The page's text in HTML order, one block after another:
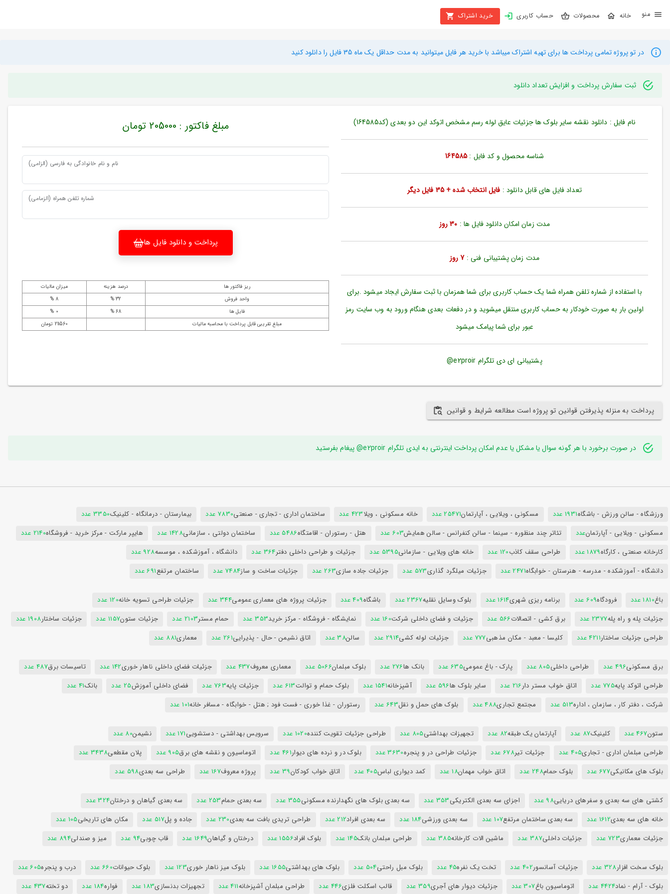
محصولات حساب کاربری خرید اشتراک
بستن
محصولات
اشتراک
کاربری
ثبت
بازیابی
رمز
علاقه
در تو پروژه تمامی پرداخت ها برای تهیه اشتراک میباشد با خرید هر فایل میتوانید به مدت حداقل یک ماه 35 فایل را دانلود کنید
ثبت سفارش پرداخت و افزایش تعداد دانلود
نام فایل : دانلود نقشه سایر بلوک ها جزئیات عایق لوله رسم مشخص اتوکد این دو بعدی (کد164585)
شناسه محصول و کد فایل :164585
تعداد فایل های قابل دانلود : فایل انتخاب شده + 35 فایل دیگر
مدت زمان امکان دانلود فایل ها : 30 روز
مدت زمان پشتیبانی فنی :7 روز
با استفاده از شماره تلفن همراه شما یک حساب کاربری برای شما همزمان با ثبت سفارش ایجاد میشود .برای
اولین بار به صورت خودکار به حساب کاربری منتقل میشوید و در دفعات بعدی هنگام ورود به وب سایت رمز
عبور برای شما پیامک میشود
پشتیبانی ای دی تلگرام e2proir@
مبلغ فاکتور : 205000 تومان
نام و نام خانوادگی به فارسی (الزامی)
شماره تلفن همراه (الزمامی)
پرداخت و دانلود فایل ها
ریز فاکتور ها درصد هزینه
میزان مالیات
واحد فروش
32 %
8 %
فایل ها
68 %
0 %
مبلغ تقریبی قابل پرداخت با محاسبه مالیات
211560 تومان
پرداخت به منزله پذیرفتن قوانین تو پروژه است مطالعه شرایط و قوانین
در صورت برخورد با هر گونه سوال یا مشکل یا عدم امکان پرداخت اینترنتی به ایدی تلگرام e2proir@ پیغام بفرستید
ورزشگاه - سالن ورزش - باشگاه1931 عدد مسکونی ، ویلایی ، آپارتمان25471 عدد خانه مسکونی ، ویلا423 عدد ساختمان اداری - تجاری - صنعتی7830 عدد بیمارستان - درمانگاه - کلینیک3350 عدد
مسکونی - ویلایی - آپارتمانعدد تئاتر چند منظوره - سینما - سالن کنفرانس - سالن همایش603 عدد هتل - رستوران - اقامتگاه5486 عدد ساختمان دولتی ، سازمانی1428 عدد هایپر مارکت - مرکز خرید - فروشگاه2140 عدد
کارخانه صنعتی ، کارگاه1879 عدد طراحی سقف کاذب120 عدد خانه های ویلایی - سازمانی5395 عدد جزئیات و طراحی داخلی دفتر364 عدد دانشگاه ، آموزشکده ، موسسه928 عدد
دانشگاه - آموزشکده - مدرسه - هنرستان - خوابگاه2471 عدد جزئیات میلگرد گذاری573 عدد جزئیات جاده سازی263 عدد جزئیات ساخت و ساز7484 عدد ساختمان مرتفع691 عدد
باغ1810 عدد فرودگاه609 عدد برنامه ریزی شهری1614 عدد بلوک وسایل نقلیه2367 عدد باشگاه409 عدد جزئیات پروژه های معماری عمومی344 عدد جزئیات طراحی تسویه خانه120 عدد
جزئیات پله و راه پله2377 عدد برق کشی - اتصالات566 عدد جزئیات و فضای داخلی شرکت160 عدد نمایشگاه - فروشگاه - مرکز خرید353 عدد حمام مستر2103 عدد جزئیات ستون1157 عدد جزئیات ساختار1908 عدد
طراحی جزئیات ساختار4211 عدد کلیسا - معبد - مکان مذهبی777 عدد جزئیات لوله کشی2914 عدد سالن38 عدد اتاق نشیمن - حال - پذیرایی261 عدد معماری881 عدد
برق مسکونی496 عدد طراحی داخلی805 عدد پارک - باغ عمومی635 عدد بانک ها276 عدد بلوک مبلمان5066 عدد معماری معروف437 عدد جزئیات فضای داخلی ناهار خوری142 عدد تاسیسات برق487 عدد
طراحی اتوکد پایه775 عدد اتاق خواب مستر دار216 عدد سایر بلوک ها596 عدد آشپزخانه1541 عدد بلوک حمام و توالت613 عدد جزئیات پایه763 عدد فضای داخلی آموزش25 عدد بانک41 عدد
شرکت ، دفتر کار ، سازمان ، اداره513 عدد مجتمع تجاری488 عدد بلوک های حمل و نقل643 عدد رستوران - غذا خوری - فست فود ; هتل - خوابگاه - مسافر خانه101 عدد
ستون467 عدد کلینیک87 عدد آپارتمان یک طبقه82 عدد تجهیزات بهداشتی805 عدد طراحی جزئیات تقویت کننده1020 عدد سرویس بهداشتی - دستشویی171 عدد نشیمن80 عدد
طراحی مبلمان اداری - تجاری405 عدد جزئیات تیر678 عدد جزئیات طراحی در و پنجره3630 عدد بلوک در و نرده های دیوار461 عدد اتوماسیون و نقشه های برق905 عدد پلان مقطعی3438 عدد
بلوک های مکانیکی677 عدد بلوک حمام248 عدد اتاق خواب مهمان18 عدد کمد دیواری لباس405 عدد اتاق خواب کودکان39 عدد پروژه معروف167 عدد طراحی سه بعدی598 عدد
کشتی های سه بعدی و سفرهای دریایی98 عدد اجزای سه بعدی الکتریکی353 عدد سه بعدی بلوک های نگهدارنده مسکونی355 عدد سه بعدی حمام253 عدد سه بعدی گیاهان و درختان324 عدد
خانه های سه بعدی1612 عدد سه بعدی ساختمان مرتفع107 عدد سه بعدی ورزشی184 عدد سه بعدی افراد212 عدد طراحی تریدی بافت سه بعدی230 عدد جاده و پل517 عدد مکان های تاریخی105 عدد
جزئیات معماری723 عدد جزئیات داخلی387 عدد ماشین الات کارخانه385 عدد طراحی مبلمان بانک145 عدد بلوک افراد1556 عدد درختان و گیاهان1649 عدد قاب چوبی94 عدد میز و صندلی894 عدد
بلوک سخت افزار328 عدد جزئیات آسانسور402 عدد تخت یک نفره45 عدد بلوک مبل راحتی504 عدد بلوک های بهداشتی1655 عدد بلوک میز ناهار خوری123 عدد بلوک حیوانات660 عدد درب و پنجره605 عدد
بلوک - آرام - نماد4424 عدد اتوماسیون باغ307 عدد جزئیات دیوار های آجری359 عدد قالب اسکلت فلزی446 عدد طراحی مبلمان آشپزخانه411 عدد تجهیزات بدنسازی183 عدد فواره184 عدد دو تخته437 عدد